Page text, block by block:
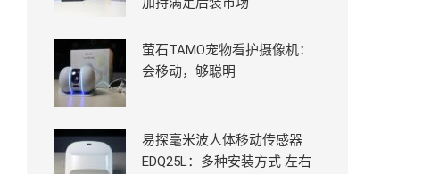
萤石TAMO宠物看护摄像机：
会移动，够聪明
易探毫米波人体移动传感器
EDQ25L：多种安装方式 左右